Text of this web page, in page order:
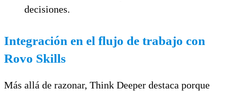
decisiones.
Integración en el flujo de trabajo con
Rovo Skills
Más allá de razonar, Think Deeper destaca porque